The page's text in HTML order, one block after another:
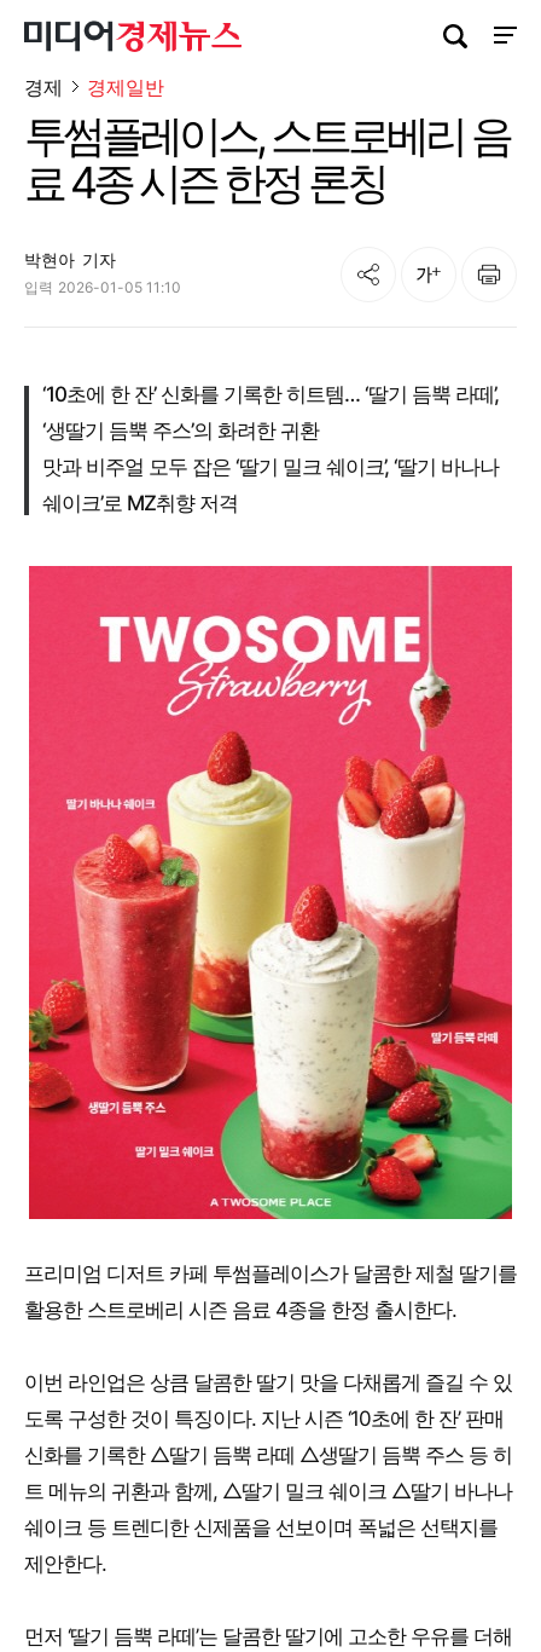
사이
검색창 열기
경제 경제일반
투썸플레이스, 스트로베리 음
료 4종 시즌 한정 론칭
박현아 기자
입력 2026-01-05 11:10
공유 글자크기 인쇄
‘10초에 한 잔’ 신화를 기록한 히트템… ‘딸기 듬뿍 라떼’,
‘생딸기 듬뿍 주스’의 화려한 귀환
맛과 비주얼 모두 잡은 ‘딸기 밀크 쉐이크’, ‘딸기 바나나
쉐이크’로 MZ취향 저격
프리미엄 디저트 카페 투썸플레이스가 달콤한 제철 딸기를
활용한 스트로베리 시즌 음료 4종을 한정 출시한다.
이번 라인업은 상큼 달콤한 딸기 맛을 다채롭게 즐길 수 있
도록 구성한 것이 특징이다. 지난 시즌 ‘10초에 한 잔’ 판매
신화를 기록한 △딸기 듬뿍 라떼 △생딸기 듬뿍 주스 등 히
트 메뉴의 귀환과 함께, △딸기 밀크 쉐이크 △딸기 바나나
쉐이크 등 트렌디한 신제품을 선보이며 폭넓은 선택지를
제안한다.
먼저 ‘딸기 듬뿍 라떼’는 달콤한 딸기에 고소한 우유를 더해